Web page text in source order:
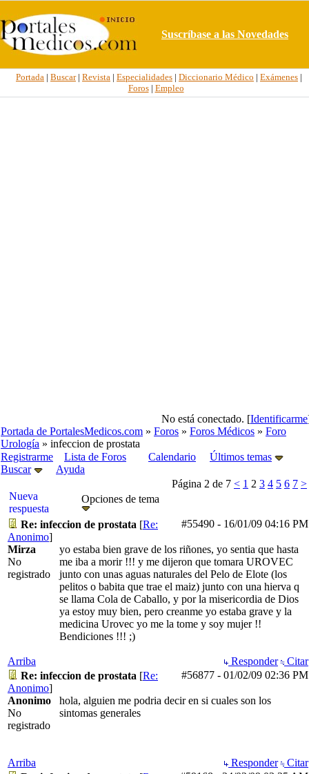
Suscríbase a las Novedades
Portada | Buscar| Revista | Especialidades | Diccionario Médico | Exámenes |
Foros| Empleo
No está conectado. [Identificarme
Portada de PortalesMedicos.com » Foros » Foros Médicos » Foro
Urología » infeccion de prostata
Registrarme
Lista de Foros Calendario
Últimos temas
Buscar
Ayuda
Página 2 de 7 < 1 2 3 4 5 6 7 >
Nueva
respuesta
Opciones de tema
#55490 - 16/01/09 04:16 PM
Re: infeccion de prostata [Re:
Anonimo]
Mirza
No
registrado
yo estaba bien grave de los riñones, yo sentia que hasta
me iba a morir !!! y me dijeron que tomara UROVEC
junto con unas aguas naturales del Pelo de Elote (los
pelitos o babita que trae el maiz) junto con una hierva q
se llama Cola de Caballo, y por la misericordia de Dios
ya estoy muy bien, pero creanme yo estaba grave y la
medicina Urovec yo me la tome y soy mujer !!
Bendiciones !!! ;)
Arriba Responder
Citar
#56877 - 01/02/09 02:36 PM
Re: infeccion de prostata [Re:
Anonimo]
Anonimo
No
registrado
hola, alguien me podria decir en si cuales son los
sintomas generales
Arriba Responder
Citar